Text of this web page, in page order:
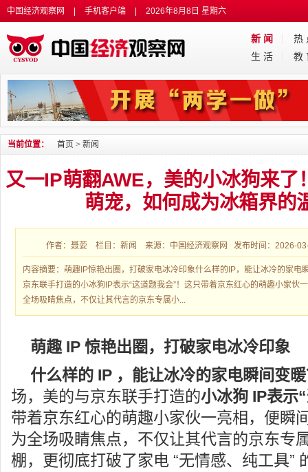
中国经济观察网 手机客户端 2026年8月8日 星期六
新 闻
热
生 活
教
当前位置： 首页 > 新闻
又一IP萌翻AWE，美的小冰狗来了
萌宠，如何成为冰箱界的
作者：聂荌 栏目：新闻 来源：中国经济观察网 发布时间：2026-
内容摘要：萌趣IP惊艳出圈，打破家电冰冷印象什么样的IP，能让冰冷的家电
京东联手打造的小冰狗IP表示“这道题我会”！这只带着京东红心的萌趣小家伙
全场吸睛焦点，不仅让其代言的京东专属小...
萌趣 IP 惊艳出圈，打破家电冰冷印象
什么样的 IP ，能让冰冷的家电瞬间变
场，美的与京东联手打造的小冰狗 IP表示
带着京东红心的萌趣小家伙一亮相，便瞬
为全场吸睛焦点，不仅让其代言的京东专
棚，更彻底打破了家电 “无情感、纯工具”